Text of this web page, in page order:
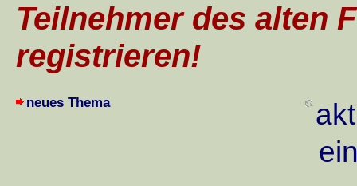
Teilnehmer des alten
registrieren!
neues Thema